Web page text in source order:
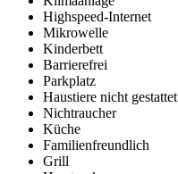
Highspeed-Internet
Mikrowelle
Kinderbett
Barrierefrei
Parkplatz
Haustiere nicht gestattet
Nichtraucher
Küche
Familienfreundlich
Grill